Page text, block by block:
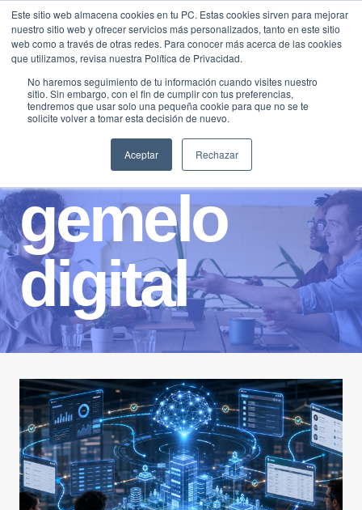
Este sitio web almacena cookies en tu PC. Estas cookies sirven para mejorar
nuestro sitio web y ofrecer servicios más personalizados, tanto en este sitio
web como a través de otras redes. Para conocer más acerca de las cookies
que utilizamos, revisa nuestra Política de Privacidad.
No haremos seguimiento de tu información cuando visites nuestro
sitio. Sin embargo, con el fin de cumplir con tus preferencias,
tendremos que usar solo una pequeña cookie para que no se te
solicite volver a tomar esta decisión de nuevo.
Aceptar Rechazar
Saltar
contenido
gemelo
digital
Traducir »